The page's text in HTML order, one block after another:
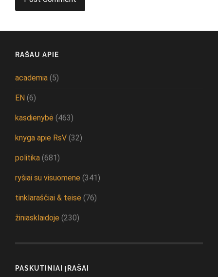
RAŠAU APIE
academia (5)
EN (6)
kasdienybė (463)
knyga apie RsV (32)
politika (681)
ryšiai su visuomene (341)
tinklaraščiai & teisė (76)
žiniasklaidoje (230)
PASKUTINIAI ĮRAŠAI